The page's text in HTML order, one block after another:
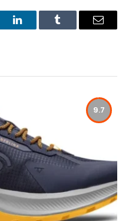
LinkedInTumblr Email
9.7